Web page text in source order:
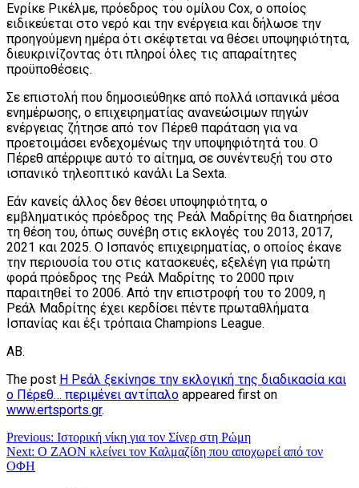
Ενρίκε Ρικέλμε, πρόεδρος του ομίλου Cox, ο οποίος
ειδικεύεται στο νερό και την ενέργεια και δήλωσε την
προηγούμενη ημέρα ότι σκέφτεται να θέσει υποψηφιότητα,
διευκρινίζοντας ότι πληροί όλες τις απαραίτητες
προϋποθέσεις.
Σε επιστολή που δημοσιεύθηκε από πολλά ισπανικά μέσα
ενημέρωσης, ο επιχειρηματίας ανανεώσιμων πηγών
ενέργειας ζήτησε από τον Πέρεθ παράταση για να
προετοιμάσει ενδεχομένως την υποψηφιότητά του. Ο
Πέρεθ απέρριψε αυτό το αίτημα, σε συνέντευξή του στο
ισπανικό τηλεοπτικό κανάλι La Sexta.
Εάν κανείς άλλος δεν θέσει υποψηφιότητα, ο
εμβληματικός πρόεδρος της Ρεάλ Μαδρίτης θα διατηρήσει
τη θέση του, όπως συνέβη στις εκλογές του 2013, 2017,
2021 και 2025. Ο Ισπανός επιχειρηματίας, ο οποίος έκανε
την περιουσία του στις κατασκευές, εξελέγη για πρώτη
φορά πρόεδρος της Ρεάλ Μαδρίτης το 2000 πριν
παραιτηθεί το 2006. Από την επιστροφή του το 2009, η
Ρεάλ Μαδρίτης έχει κερδίσει πέντε πρωταθλήματα
Ισπανίας και έξι τρόπαια Champions League.
ΑΒ.
The post Η Ρεάλ ξεκίνησε την εκλογική της διαδικασία και
ο Πέρεθ… περιμένει αντίπαλο appeared first on
www.ertsports.gr.
Πλοήγηση
άρθρων
Previous: Ιστορική νίκη για τον Σίνερ στη Ρώμη
Next: Ο ΖΑΟΝ κλείνει τον Καλμαζίδη που αποχωρεί από τον
ΟΦΗ